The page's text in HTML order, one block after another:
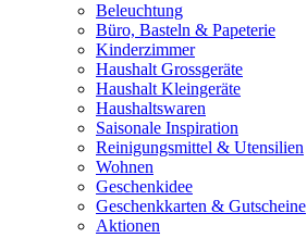
Beleuchtung
Büro, Basteln & Papeterie
Kinderzimmer
Haushalt Grossgeräte
Haushalt Kleingeräte
Haushaltswaren
Saisonale Inspiration
Reinigungsmittel & Utensilien
Wohnen
Geschenkidee
Geschenkkarten & Gutscheine
Aktionen